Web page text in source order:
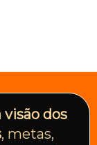
dos
, metas,